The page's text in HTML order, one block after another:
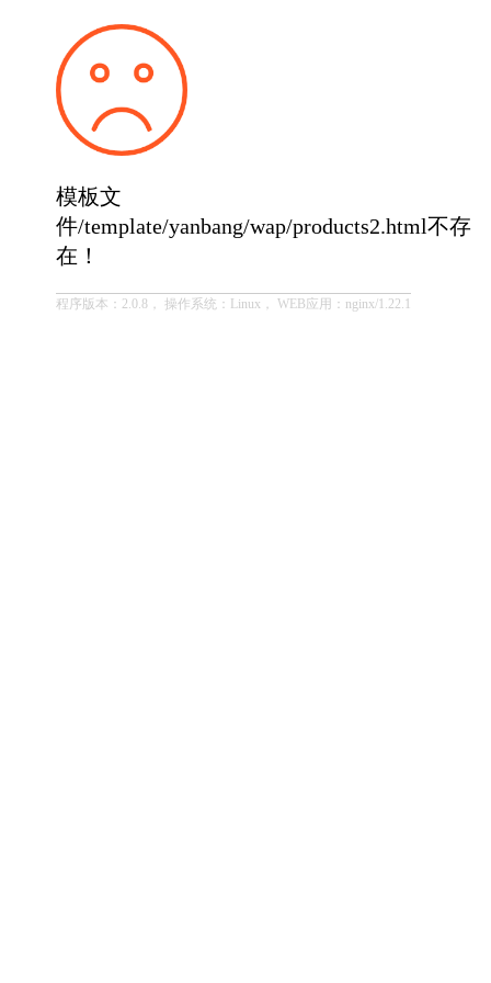
模板文
件/template/yanbang/wap/products2.html不存
在！
程序版本：2.0.8， 操作系统：Linux， WEB应用：nginx/1.22.1